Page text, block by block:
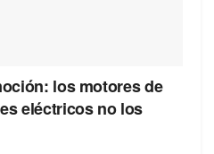
los motores de
eléctricos no los